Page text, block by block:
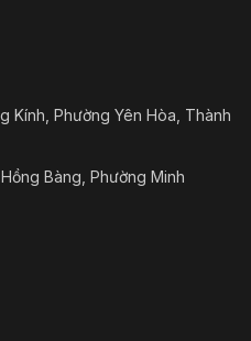
65/EU
Kính, Phường Yên Hòa, Thành
Bàng, Phường Minh